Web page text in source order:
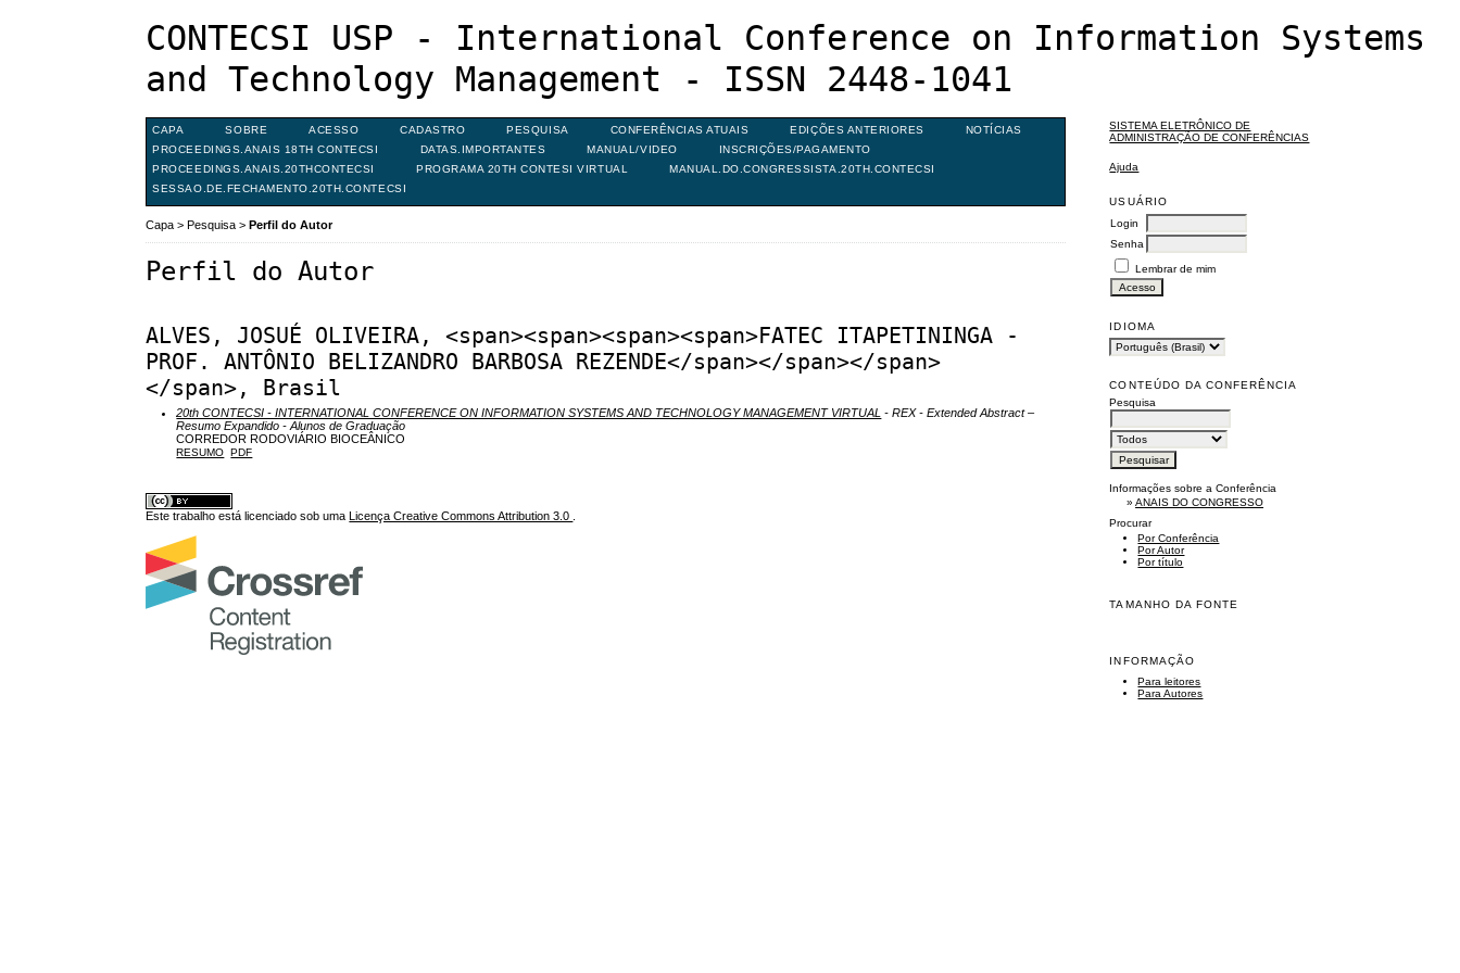
CONTECSI USP - International Conference on Information Systems
and Technology Management - ISSN 2448-1041
SISTEMA ELETRÔNICO DE
ADMINISTRAÇÃO DE CONFERÊNCIAS
Ajuda
USUÁRIO
Login
Senha
Lembrar de mim
IDIOMA
CONTEÚDO DA CONFERÊNCIA
Pesquisa
Informações sobre a Conferência
»ANAIS DO CONGRESSO
Procurar
Por Conferência
Por Autor
Por título
TAMANHO DA FONTE
INFORMAÇÃO
Para leitores
Para Autores
CAPA SOBRE ACESSO CADASTRO PESQUISA CONFERÊNCIAS ATUAIS EDIÇÕES ANTERIORES
NOTÍCIAS
PROCEEDINGS.ANAIS 18TH CONTECSI
DATAS.IMPORTANTES MANUAL/VIDEO
INSCRIÇÕES/PAGAMENTO
PROCEEDINGS.ANAIS.20THCONTECSI
PROGRAMA 20TH CONTESI VIRTUAL
MANUAL.DO.CONGRESSISTA.20TH.CONTECSI
SESSAO.DE.FECHAMENTO.20TH.CONTECSI
Capa >Pesquisa >Perfil do Autor
Perfil do Autor
ALVES, JOSUÉ OLIVEIRA, <span><span><span><span>FATEC ITAPETININGA -
PROF. ANTÔNIO BELIZANDRO BARBOSA REZENDE</span></span></span>
</span>, Brasil
20th CONTECSI - INTERNATIONAL CONFERENCE ON INFORMATION SYSTEMS AND TECHNOLOGY MANAGEMENT VIRTUAL - REX - Extended Abstract –
Resumo Expandido - Alunos de Graduação
CORREDOR RODOVIÁRIO BIOCEÂNICO
RESUMO PDF
Este trabalho está licenciado sob uma Licença Creative Commons Attribution 3.0